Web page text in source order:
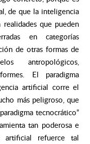
de que la inteligencia
que pueden
en categorías
de otras formas de
antropológicos,
El paradigma
artificial corre el
más peligroso, que
tecnocrático”
tan poderosa e
artificial refuerce tal